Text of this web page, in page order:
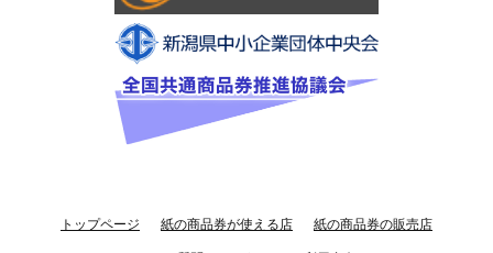
トップページ 紙の商品券が使える店 紙の商品券の販売店